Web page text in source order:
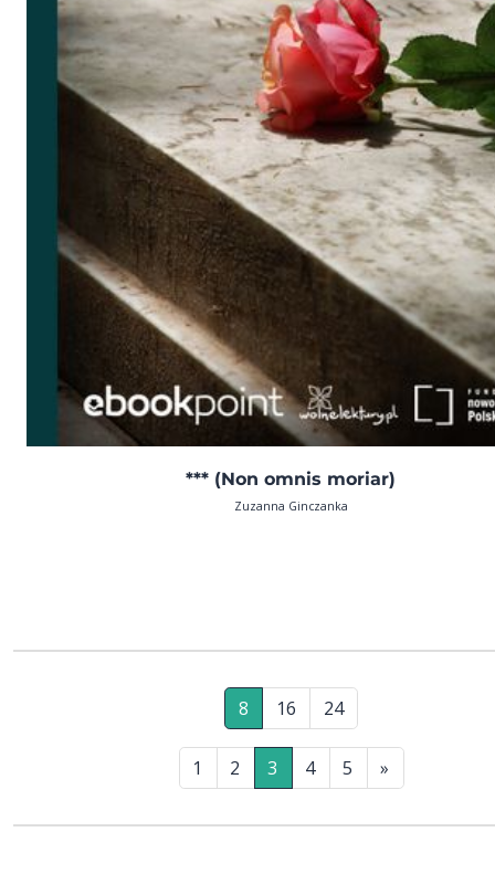
*** (Non omnis moriar)
Zuzanna Ginczanka
8 16 24
1 2 3 4 5 »